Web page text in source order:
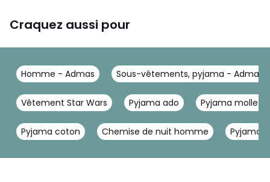
Craquez aussi pour
Homme - Admas Sous-vêtements, pyjama - Admas
Vêtement Star Wars Pyjama ado Pyjama
Pyjama coton Chemise de nuit homme Pyjama